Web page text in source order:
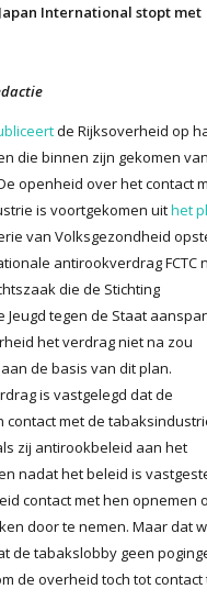
International stopt met
de Rijksoverheid op
die binnen zijn gekomen
openheid over het contact
is voortgekomen uithet
van Volksgezondheid
antirookverdrag FCTC
die de Stichting
Jeugd tegen de Staat
het verdrag niet na zou
de basis van dit plan.
is vastgelegd dat de
contact met de
zij antirookbeleid aan het
nadat het beleid is
contact met hen opnemen
door te nemen. Maar dat
de tabakslobby geen
de overheid toch tot contact